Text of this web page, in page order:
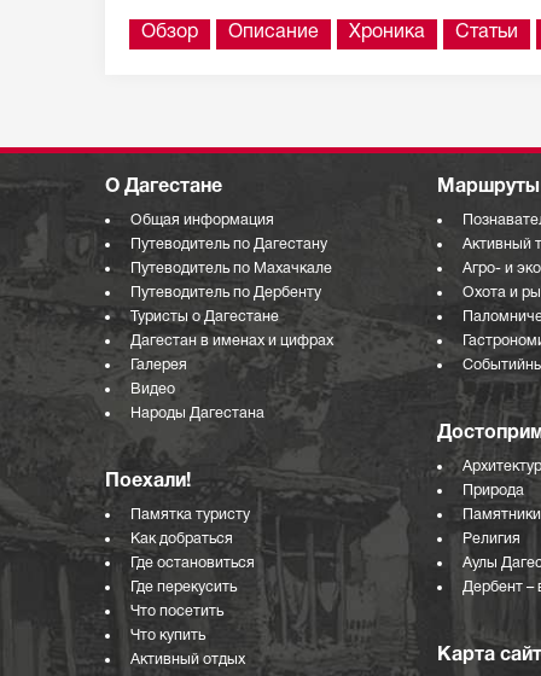
Обзор Описание Хроника Статьи
О Дагестане
Общая информация
Путеводитель по Дагестану
Путеводитель по Махачкале
Путеводитель по Дербенту
Туристы о Дагестане
Дагестан в именах и цифрах
Галерея
Видео
Народы Дагестана
Поехали!
Памятка туристу
Как добраться
Где остановиться
Где перекусить
Что посетить
Что купить
Активный отдых
Маршруты
Активный
Агро- и
Охота и
Природа
Памятники
Религия
Аулы
Дербент –
Карта